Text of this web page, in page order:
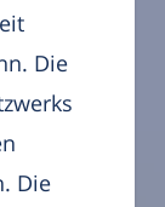
Die
Die